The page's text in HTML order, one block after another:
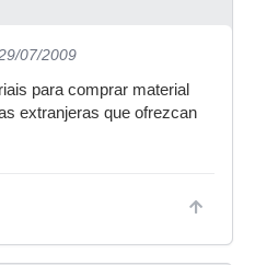
07/2009
para comprar material
extranjeras que ofrezcan